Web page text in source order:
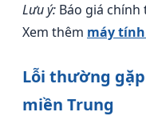
Lưu ý: Báo giá
Xem thêm máy
Lỗi thường
miền Trung